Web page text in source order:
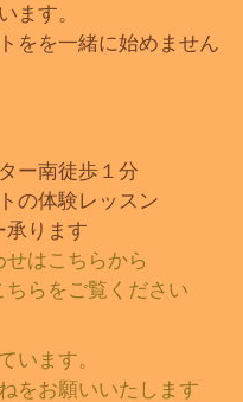
ます。
をを一緒に始めません
ー南徒歩１分
の体験レッスン
承ります
はこちらから
らをご覧ください
います。
をお願いいたします